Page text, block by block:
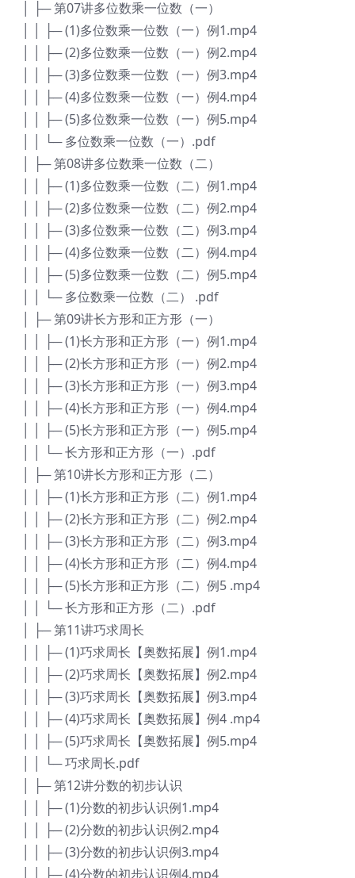
│ ├─ 第07讲多位数乘一位数（一）
│ │ ├─ (1)多位数乘一位数（一）例1.mp4
│ │ ├─ (2)多位数乘一位数（一）例2.mp4
│ │ ├─ (3)多位数乘一位数（一）例3.mp4
│ │ ├─ (4)多位数乘一位数（一）例4.mp4
│ │ ├─ (5)多位数乘一位数（一）例5.mp4
│ │ └─ 多位数乘一位数（一）.pdf
│ ├─ 第08讲多位数乘一位数（二）
│ │ ├─ (1)多位数乘一位数（二）例1.mp4
│ │ ├─ (2)多位数乘一位数（二）例2.mp4
│ │ ├─ (3)多位数乘一位数（二）例3.mp4
│ │ ├─ (4)多位数乘一位数（二）例4.mp4
│ │ ├─ (5)多位数乘一位数（二）例5.mp4
│ │ └─ 多位数乘一位数（二） .pdf
│ ├─ 第09讲长方形和正方形（一）
│ │ ├─ (1)长方形和正方形（一）例1.mp4
│ │ ├─ (2)长方形和正方形（一）例2.mp4
│ │ ├─ (3)长方形和正方形（一）例3.mp4
│ │ ├─ (4)长方形和正方形（一）例4.mp4
│ │ ├─ (5)长方形和正方形（一）例5.mp4
│ │ └─ 长方形和正方形（一）.pdf
│ ├─ 第10讲长方形和正方形（二）
│ │ ├─ (1)长方形和正方形（二）例1.mp4
│ │ ├─ (2)长方形和正方形（二）例2.mp4
│ │ ├─ (3)长方形和正方形（二）例3.mp4
│ │ ├─ (4)长方形和正方形（二）例4.mp4
│ │ ├─ (5)长方形和正方形（二）例5 .mp4
│ │ └─ 长方形和正方形（二）.pdf
│ ├─ 第11讲巧求周长
│ │ ├─ (1)巧求周长【奥数拓展】例1.mp4
│ │ ├─ (2)巧求周长【奥数拓展】例2.mp4
│ │ ├─ (3)巧求周长【奥数拓展】例3.mp4
│ │ ├─ (4)巧求周长【奥数拓展】例4 .mp4
│ │ ├─ (5)巧求周长【奥数拓展】例5.mp4
│ │ └─ 巧求周长.pdf
│ ├─ 第12讲分数的初步认识
│ │ ├─ (1)分数的初步认识例1.mp4
│ │ ├─ (2)分数的初步认识例2.mp4
│ │ ├─ (3)分数的初步认识例3.mp4
│ │ ├─ (4)分数的初步认识例4.mp4